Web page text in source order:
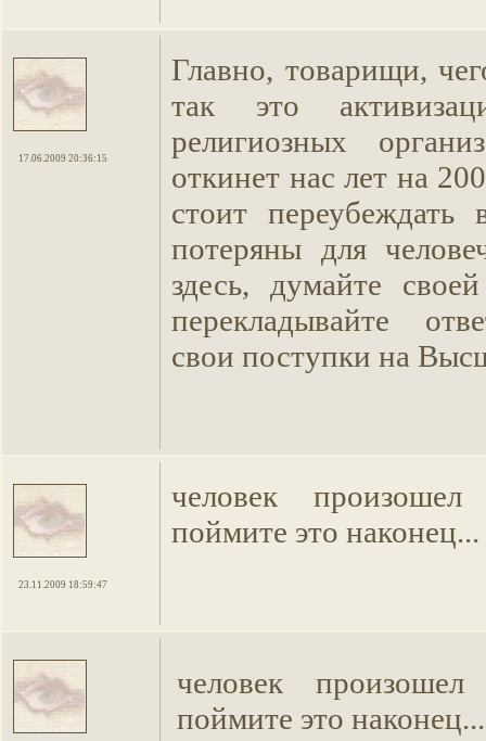
17.06.2009 20:36:15
Главно, товарищи,
так это
религиозных
откинет нас лет на
стоит
потеряны для
здесь, думайте
перекладывайте
свои поступки на
23.11.2009 18:59:47
человек
поймите это наконец...
человек
поймите это наконец...